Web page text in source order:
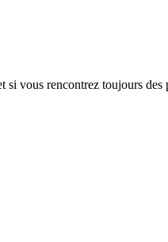
si vous rencontrez toujours